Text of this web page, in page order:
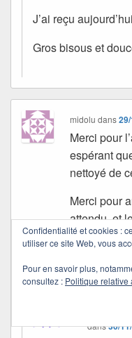
J’ai reçu
Gros bisous et
midolu dans
Merci pour
espérant
nettoyé de
Merci pour
attendu, et
Bon jeudi,
dans30/
Confidentialité et cookies :
utiliser ce site Web, vous
Pour en savoir plus,
consultez : Politique relative